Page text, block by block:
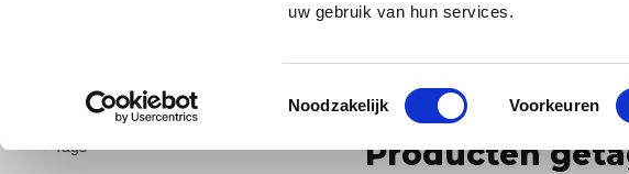
uw gebruik van hun services.
Toestemmingsselectie
Noodzakelijk Voorkeuren
Voor 17:00 besteld = morgen in huis! De nr. 1 SUP board specialist van
Tags Producten